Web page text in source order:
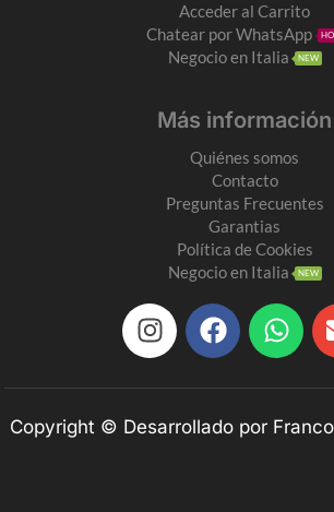
Acceder al Carrito
Chatear por WhatsApp
Negocio en Italia NEW
Más información
Quiénes somos
Contacto
Preguntas Frecuentes
Garantias
Política de Cookies
Negocio en Italia
NEW
Copyright © Desarrollado por